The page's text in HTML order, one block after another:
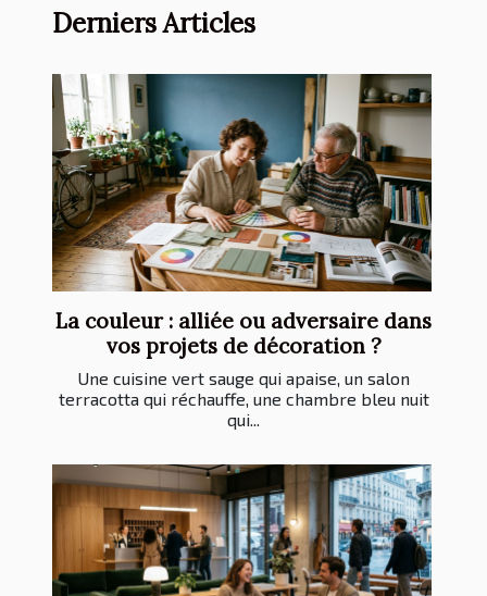
Derniers Articles
La couleur : alliée ou adversaire dans
vos projets de décoration ?
Une cuisine vert sauge qui apaise, un salon
terracotta qui réchauffe, une chambre bleu nuit
qui...